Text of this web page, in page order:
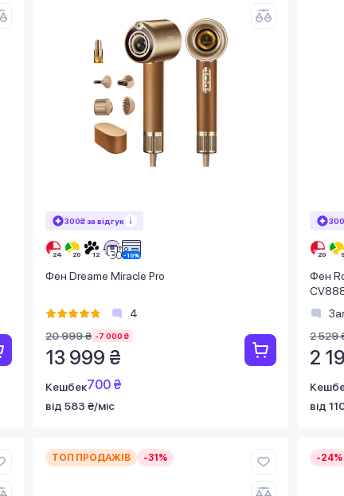
300₴ за відгук
Фен Dreame Miracle Pro
4
20 999 ₴ -7 000 ₴
13 999 ₴
Кешбек700 ₴
від 583 ₴/міс
Фен
2 529
2
від
ТОП ПРОДАЖІВ -31% -24%